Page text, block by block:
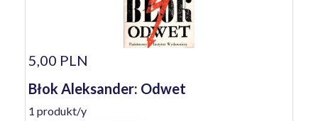
5,00 PLN
Błok Aleksander: Odwet
1 produkt/y